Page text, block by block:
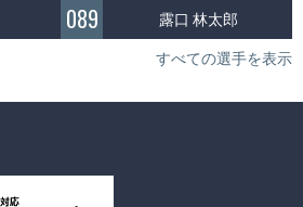
089 露口 林太郎
すべての選手を表示